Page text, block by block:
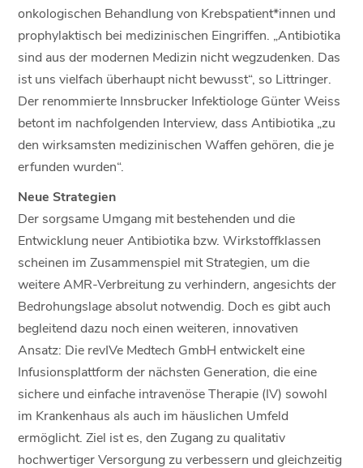
onkologischen Behandlung von Krebspatient*innen und
prophylaktisch bei medizinischen Eingriffen. „Antibiotika
sind aus der modernen Medizin nicht wegzudenken. Das
ist uns vielfach überhaupt nicht bewusst“, so Littringer.
Der renommierte Innsbrucker Infektiologe Günter Weiss
betont im nachfolgenden Interview, dass Antibiotika „zu
den wirksamsten medizinischen Waffen gehören, die je
erfunden wurden“.
Neue Strategien
Der sorgsame Umgang mit bestehenden und die
Entwicklung neuer Antibiotika bzw. Wirkstoffklassen
scheinen im Zusammenspiel mit Strategien, um die
weitere AMR-Verbreitung zu verhindern, angesichts der
Bedrohungslage absolut notwendig. Doch es gibt auch
begleitend dazu noch einen weiteren, innovativen
Ansatz: Die revIVe Medtech GmbH entwickelt eine
Infusionsplattform der nächsten Generation, die eine
sichere und einfache intravenöse Therapie (IV) sowohl
im Krankenhaus als auch im häuslichen Umfeld
ermöglicht. Ziel ist es, den Zugang zu qualitativ
hochwertiger Versorgung zu verbessern und gleichzeitig